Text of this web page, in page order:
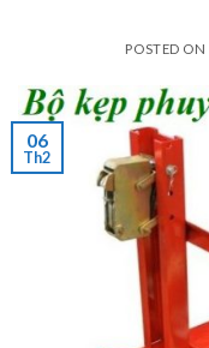
POSTED ON
06
Th2